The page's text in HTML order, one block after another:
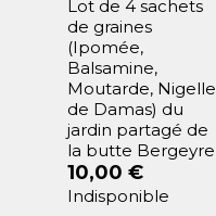
Lot de 4 sachets
de graines
(Ipomée,
Balsamine,
Moutarde, Nigelle
de Damas) du
jardin partagé de
la butte Bergeyre
10,00 €
Indisponible